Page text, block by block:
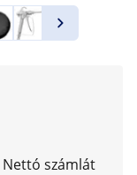
Nettó számlát